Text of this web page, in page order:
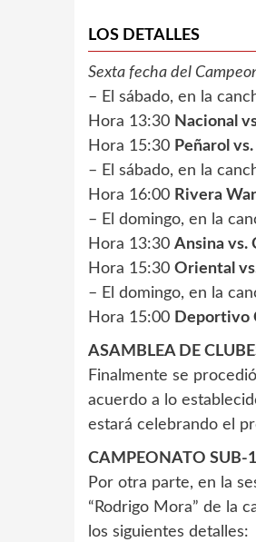
LOS DETALLES
Sexta fecha del
– El sábado, en la
Hora 13:30 Nacional
Hora 15:30 Peñarol
– El sábado, en la
Hora 16:00 Rivera
– El domingo, en la
Hora 13:30 Ansina vs.
Hora 15:30 Oriental
– El domingo, en la
Hora 15:00 Deportivo
ASAMBLEA DE
Finalmente se
acuerdo a lo
estará celebrando el
CAMPEONATO SUB-
Por otra parte, en la
“Rodrigo Mora” de la
los siguientes detalles: